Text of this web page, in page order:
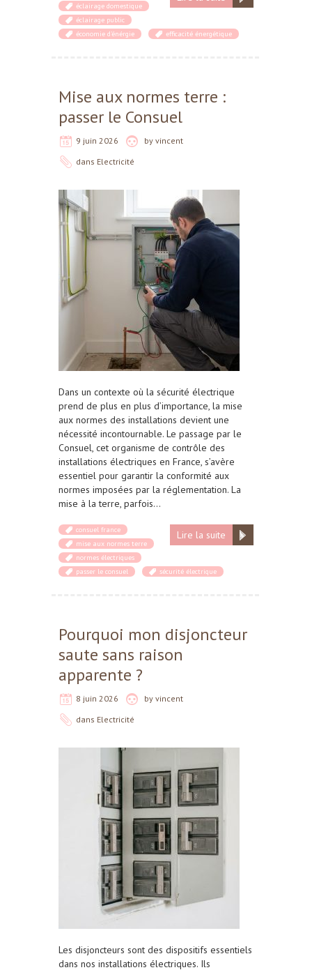
éclairage domestique
éclairage public
économie d'énérgie
efficacité énergétique
Mise aux normes terre :
passer le Consuel
9 juin 2026 by vincent
dans Electricité
Dans un contexte où la sécurité électrique
prend de plus en plus d’importance, la mise
aux normes des installations devient une
nécessité incontournable. Le passage par le
Consuel, cet organisme de contrôle des
installations électriques en France, s’avère
essentiel pour garantir la conformité aux
normes imposées par la réglementation. La
mise à la terre, parfois…
Lire la suite
consuel france
mise aux normes terre
normes électriques
passer le consuel
sécurité électrique
Pourquoi mon disjoncteur
saute sans raison
apparente ?
8 juin 2026 by vincent
dans Electricité
Les disjoncteurs sont des dispositifs essentiels
dans nos installations électriques. Ils